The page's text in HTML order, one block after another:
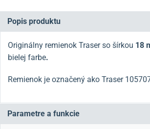
Popis produktu
Originálny remienok Traser so šírkou 18
bielej farbe.
Remienok je označený ako Traser
Parametre a funkcie